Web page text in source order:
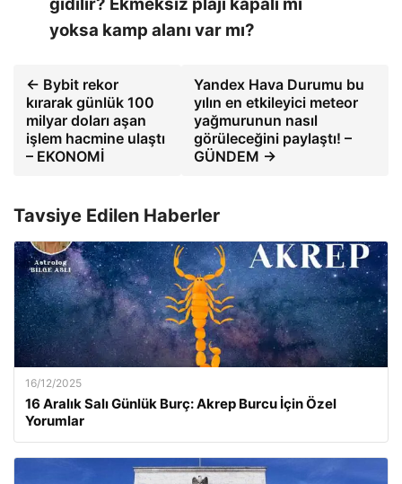
yoksa kamp alanı var mı?
← Bybit rekor
kırarak günlük 100
milyar doları aşan
işlem hacmine ulaştı
– EKONOMİ
Yandex Hava Durumu bu
yılın en etkileyici meteor
yağmurunun nasıl
görüleceğini paylaştı! –
GÜNDEM →
Tavsiye Edilen Haberler
16/12/2025
16 Aralık Salı Günlük Burç: Akrep Burcu İçin Özel
Yorumlar